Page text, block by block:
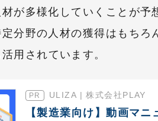
が多様化していくことが予
分野の人材の獲得はもちろ
用されています。
ULIZA | 株式会社PLAY
【製造業向け】動画マニ